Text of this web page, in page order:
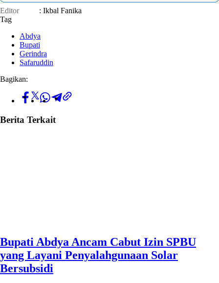
Editor
: Ikbal Fanika
Tag
Abdya
Bupati
Gerindra
Safaruddin
Bagikan:
Berita Terkait
Bupati Abdya Ancam Cabut Izin SPBU
yang Layani Penyalahgunaan Solar
Bersubsidi